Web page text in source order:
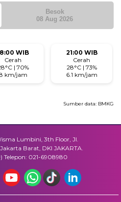
Besok
08 Aug 2026
WIB
Cerah
| 70%
km/jam
21:00 WIB
Cerah
28°C | 73%
6.1 km/jam
Sumber data: BMKG
Lumbini, 3th Floor, Jl.
Barat, DKI JAKARTA.
Telepon: 021-6908980